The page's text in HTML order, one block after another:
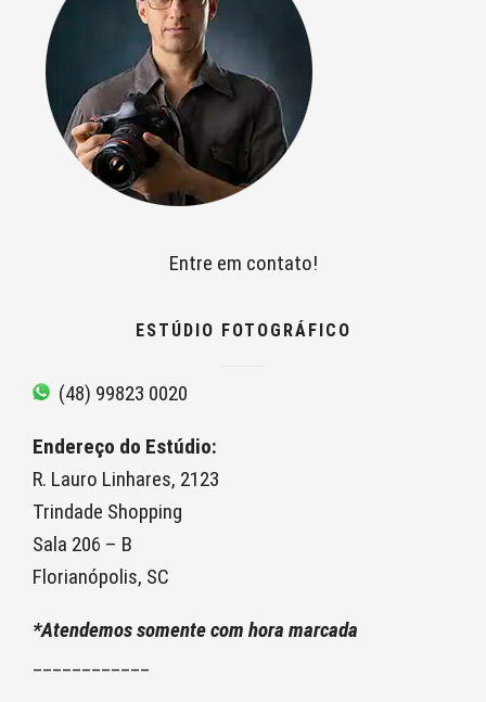
Entre em contato!
ESTÚDIO FOTOGRÁFICO
(48) 99823 0020
Endereço do Estúdio:
R. Lauro Linhares, 2123
Trindade Shopping
Sala 206 – B
Florianópolis, SC
*Atendemos somente com hora marcada